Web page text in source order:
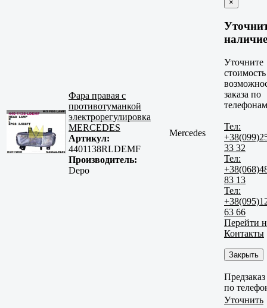
Фара правая с
противотуманкой
электрорегулировка
MERCEDES
Артикул:
4401138RLDEMF
Производитель:
Depo
Mercedes
×
наличие
Уточните
заказа по
Тел:
33 32
Тел:
83 13
Тел:
63 66
Перейти
Контакты
Закрыть
Предзаказ
по
Уточнить